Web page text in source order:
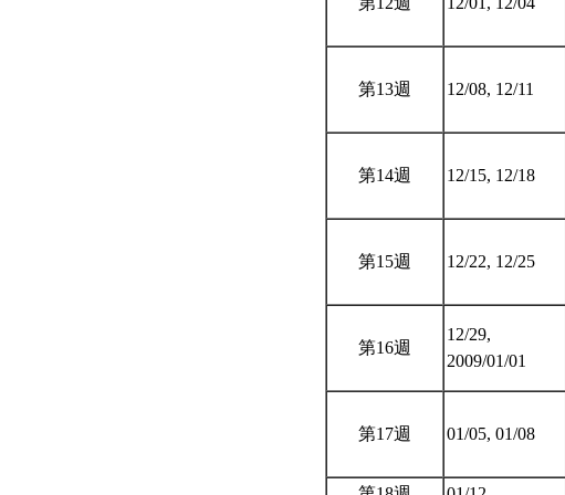
第13週 12/08, 12/11
第14週 12/15, 12/18
第15週 12/22, 12/25
第16週
12/29,
2009/01/01
第17週 01/05, 01/08